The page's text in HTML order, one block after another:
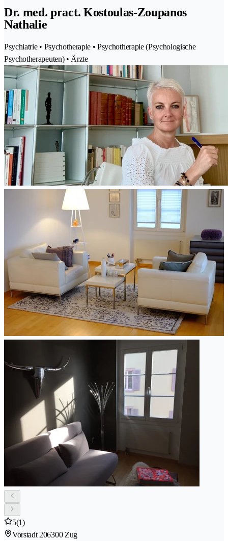
Dr. med. pract. Kostoulas-Zoupanos
Nathalie
Psychiatrie • Psychotherapie • Psychotherapie (Psychologische
Psychotherapeuten) • Ärzte
5(1)
Vorstadt 206300 Zug